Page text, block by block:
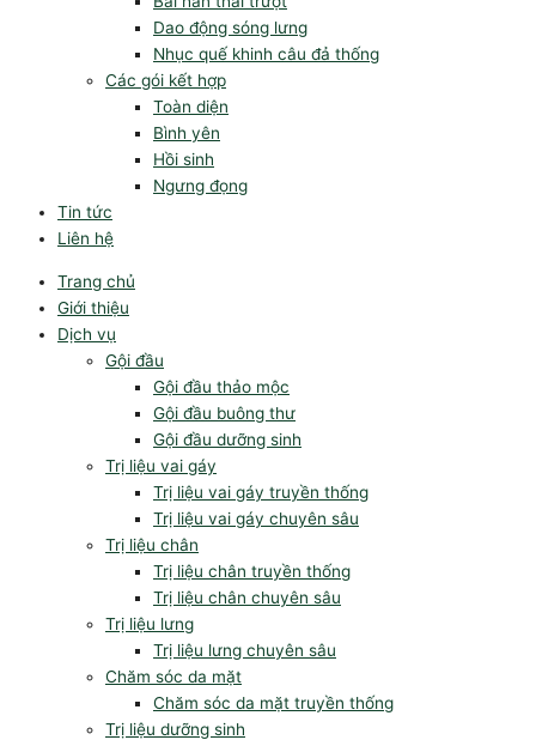
Dao động sóng lưng
Nhục quế khinh câu đả thống
Các gói kết hợp
Toàn diện
Bình yên
Hồi sinh
Ngưng đọng
Tin tức
Liên hệ
Trang chủ
Giới thiệu
Dịch vụ
Gội đầu
Gội đầu thảo mộc
Gội đầu buông thư
Gội đầu dưỡng sinh
Trị liệu vai gáy
Trị liệu vai gáy truyền thống
Trị liệu vai gáy chuyên sâu
Trị liệu chân
Trị liệu chân truyền thống
Trị liệu chân chuyên sâu
Trị liệu lưng
Trị liệu lưng chuyên sâu
Chăm sóc da mặt
Chăm sóc da mặt truyền thống
Trị liệu dưỡng sinh